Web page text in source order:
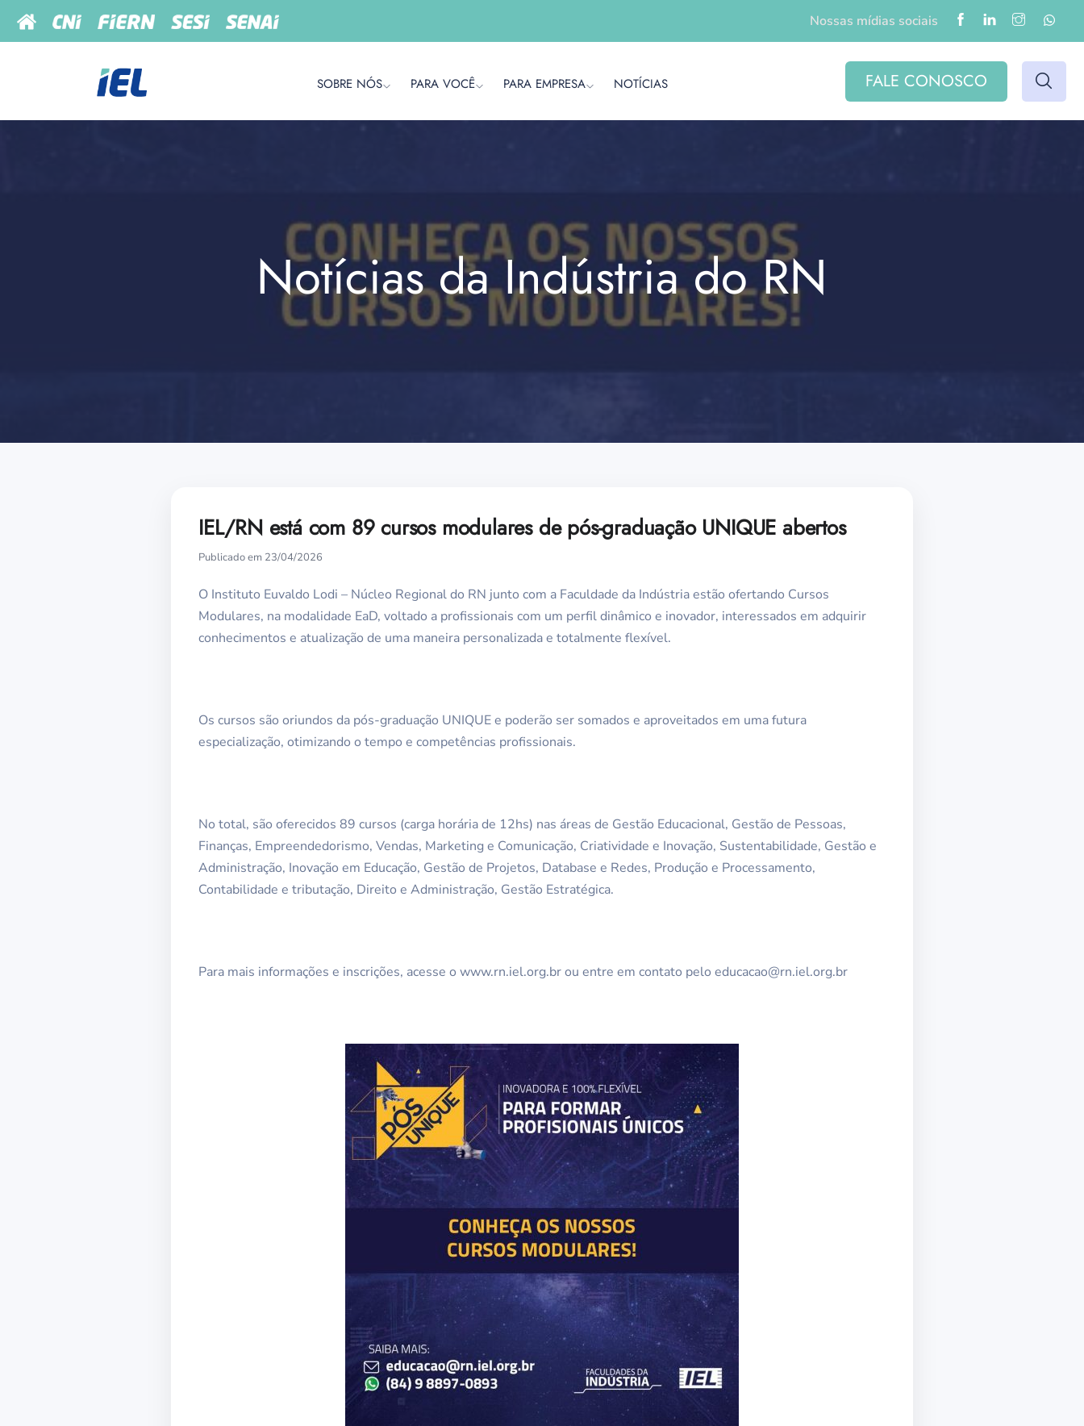
Nossas mídias sociais
SOBRE NÓS PARA VOCÊ PARA EMPRESA NOTÍCIAS FALE CONOSCO
Notícias da Indústria do RN
IEL/RN está com 89 cursos modulares de pós-graduação UNIQUE abertos
Publicado em 23/04/2026
O Instituto Euvaldo Lodi – Núcleo Regional do RN junto com a Faculdade da Indústria estão ofertando Cursos
Modulares, na modalidade EaD, voltado a profissionais com um perfil dinâmico e inovador, interessados em adquirir
conhecimentos e atualização de uma maneira personalizada e totalmente flexível.
Os cursos são oriundos da pós-graduação UNIQUE e poderão ser somados e aproveitados em uma futura
especialização, otimizando o tempo e competências profissionais.
No total, são oferecidos 89 cursos (carga horária de 12hs) nas áreas de Gestão Educacional, Gestão de Pessoas,
Finanças, Empreendedorismo, Vendas, Marketing e Comunicação, Criatividade e Inovação, Sustentabilidade, Gestão e
Administração, Inovação em Educação, Gestão de Projetos, Database e Redes, Produção e Processamento,
Contabilidade e tributação, Direito e Administração, Gestão Estratégica.
Para mais informações e inscrições, acesse o www.rn.iel.org.br ou entre em contato pelo educacao@rn.iel.org.br